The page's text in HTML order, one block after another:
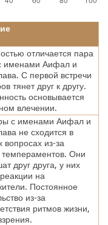
отличается пара
именами Аифал и
С первой встречи
тянет друг к другу.
основывается
влечении.
с именами Аифал и
не сходится в
вопросах из-за
темпераментов. Они
друг друга, у них
на
Постоянное
из-за
ритмов жизни,